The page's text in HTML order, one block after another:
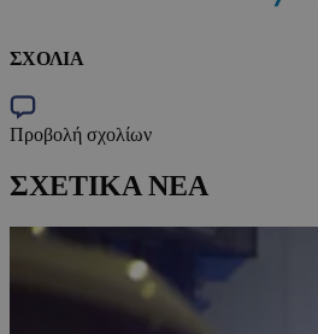
ΣΧΟΛΙΑ
Προβολή σχολίων
ΣΧΕΤΙΚΑ ΝΕΑ